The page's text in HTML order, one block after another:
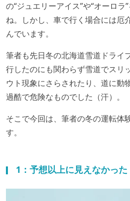
の“ジュエリーアイス”や“オーロラ
ね。しかし、車で行く場合には厄
んでいます。
筆者も先日冬の北海道雪道ドライ
行したのにも関わらず雪道でスリ
ウト現象にさらされたり、道に動
過酷で危険なものでした（汗）。
そこで今回は、筆者の冬の運転体
す。
1：予想以上に見えなかった